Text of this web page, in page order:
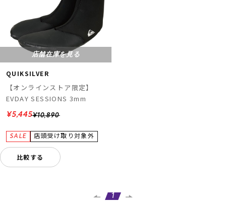
ムラサキスポーツ 公式アプリ
店舗在庫を見る
QUIKSILVER
【オンラインストア限定】
EVDAY SESSIONS 3mm
¥10,890
¥5,445
比較する
1